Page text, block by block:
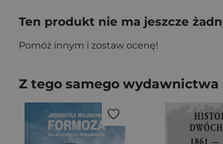
Ten produkt nie ma jeszcze
Pomóż innym i zostaw ocenę!
Z tego samego wydawnictwa